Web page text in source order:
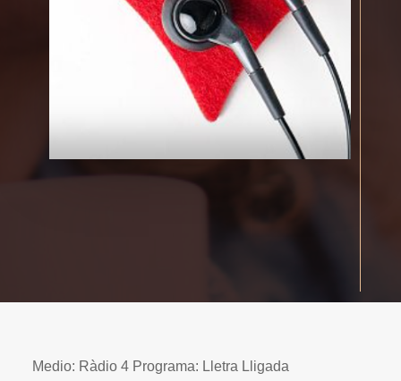
Medio: Ràdio 4 Programa: Lletra Lligada